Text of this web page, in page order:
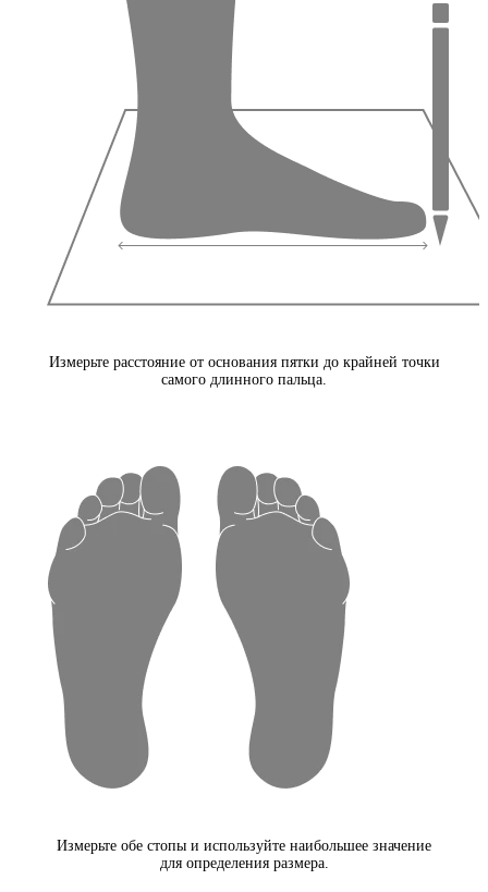
Измерьте расстояние от основания пятки до крайней точки
самого длинного пальца.
Измерьте обе стопы и используйте наибольшее значение
для определения размера.